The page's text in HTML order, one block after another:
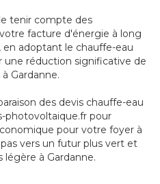
tenir compte des
facture d'énergie à long
adoptant le chauffe-eau
une réduction significative de
Gardanne.
des devis chauffe-eau
photovoltaique.fr pour
pour votre foyer à
vers un futur plus vert et
à Gardanne.